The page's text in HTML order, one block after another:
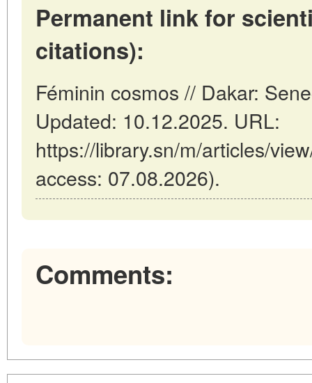
Permanent link for
citations):
Féminin cosmos // Dakar:
Updated: 10.12.2025. URL:
https://library.sn/m/articles/
access: 07.08.2026).
Comments: